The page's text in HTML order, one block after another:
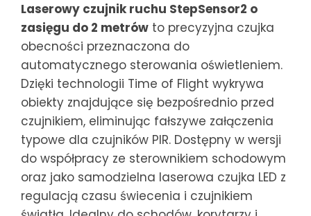
od
189,00 zł
do
279,00 zł
Laserowy czujnik ruchu StepSensor2 o
zasięgu do 2 metrów to precyzyjna czujka
obecności przeznaczona do
automatycznego sterowania oświetleniem.
Dzięki technologii Time of Flight wykrywa
obiekty znajdujące się bezpośrednio przed
czujnikiem, eliminując fałszywe załączenia
typowe dla czujników PIR. Dostępny w wersji
do współpracy ze sterownikiem schodowym
oraz jako samodzielna laserowa czujka LED z
regulacją czasu świecenia i czujnikiem